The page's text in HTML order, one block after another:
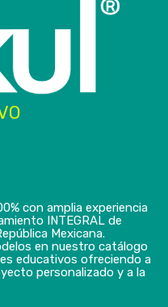
con amplia experiencia
INTEGRAL de
Mexicana.
en nuestro catálogo
educativos ofreciendo a
personalizado y a la